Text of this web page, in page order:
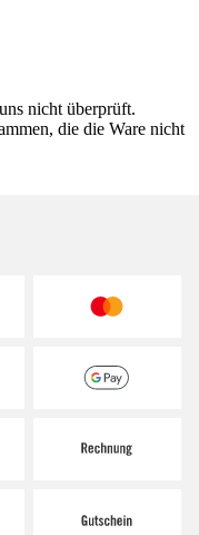
nicht überprüft.
die die Ware nicht